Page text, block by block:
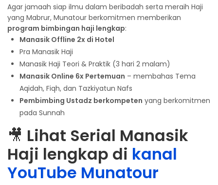
Agar jamaah siap ilmu dalam beribadah serta meraih Haji
yang Mabrur, Munatour berkomitmen memberikan
program bimbingan haji lengkap:
Manasik Offline 2x di Hotel
Pra Manasik Haji
Manasik Haji Teori & Praktik (3 hari 2 malam)
Manasik Online 6x Pertemuan – membahas Tema
Aqidah, Fiqh, dan Tazkiyatun Nafs
Pembimbing Ustadz berkompeten yang berkomitmen
pada Sunnah
🎥 Lihat Serial Manasik
Haji lengkap di kanal
YouTube Munatour